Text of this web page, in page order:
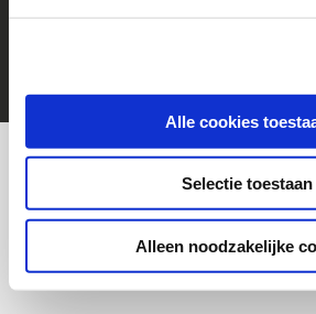
Alle cookies
Selectie toestaan
Alleen noodzakelijke